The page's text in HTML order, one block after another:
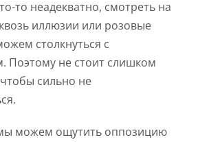
то неадекватно, смотреть на
иллюзии или розовые
столкнуться с
Поэтому не стоит слишком
сильно не
можем ощутить оппозицию